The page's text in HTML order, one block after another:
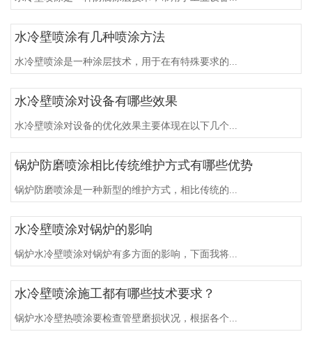
水冷壁喷涂有几种喷涂方法
水冷壁喷涂是一种涂层技术，用于在有特殊要求的...
水冷壁喷涂对设备有哪些效果
水冷壁喷涂对设备的优化效果主要体现在以下几个...
锅炉防磨喷涂相比传统维护方式有哪些优势
锅炉防磨喷涂是一种新型的维护方式，相比传统的...
水冷壁喷涂对锅炉的影响
锅炉水冷壁喷涂对锅炉有多方面的影响，下面我将...
水冷壁喷涂施工都有哪些技术要求？
锅炉水冷壁热喷涂要检查管壁磨损状况，根据各个...